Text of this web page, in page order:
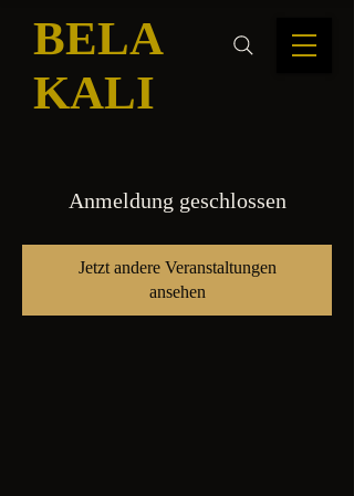
BELA
KALI
Anmeldung geschlossen
Jetzt andere Veranstaltungen
ansehen